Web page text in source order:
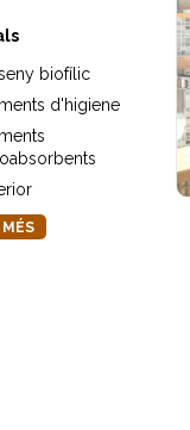
biofílic
d'higiene
MÉS